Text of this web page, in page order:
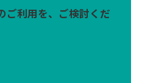
ご利用を、ご検討くだ